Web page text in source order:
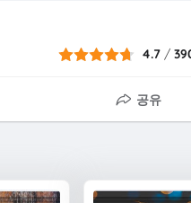
4.7 /
공유